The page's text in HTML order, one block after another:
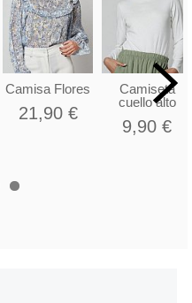
Camisa Flores
21,90 €
Camiseta
cuello alto
9,90 €